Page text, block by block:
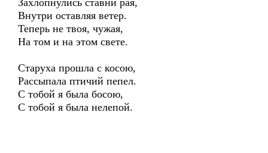
Захлопнулись ставни рая,
Внутри оставляя ветер.
Теперь не твоя, чужая,
На том и на этом свете.
Старуха прошла с косою,
Рассыпала птичий пепел.
С тобой я была босою,
С тобой я была нелепой.